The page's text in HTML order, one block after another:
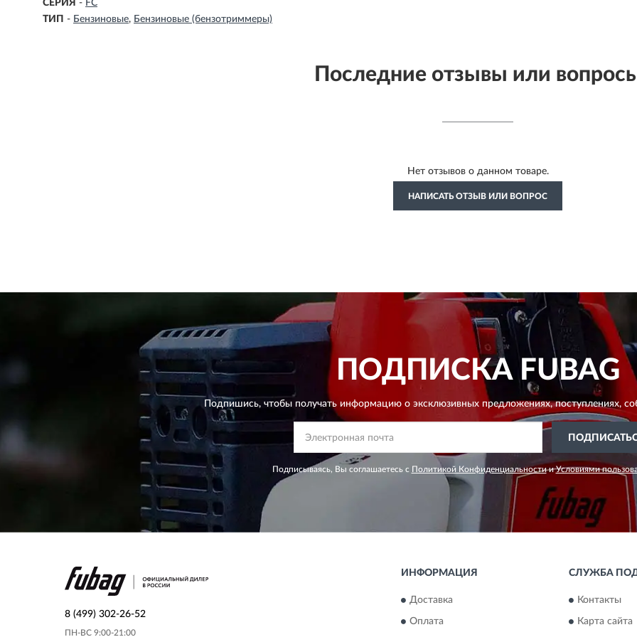
СЕРИЯ - FC
ТИП - Бензиновые Бензиновые (бензотриммеры)
Последние отзывы или
Нет отзывов о данном товаре.
НАПИСАТЬ ОТЗЫВ ИЛИ ВОПРОС
ПОДПИСКАFUBAG
Подпишись, чтобы получать информацию о эксклюзивных предложениях,поступлениях,
Подписываясь, Вы соглашаетесь с Политикой Конфиденциальности иУсловиями
8 (499) 302-26-52
ПН-ВС 9:00-21:00
ИНФОРМАЦИЯ
Доставка
Оплата
СЛУЖБА
Контакты
Карта сайта